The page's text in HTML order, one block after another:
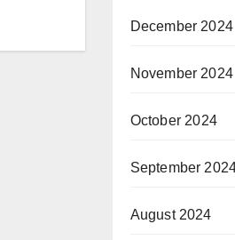
December 2024
November 2024
October 2024
September
August 2024